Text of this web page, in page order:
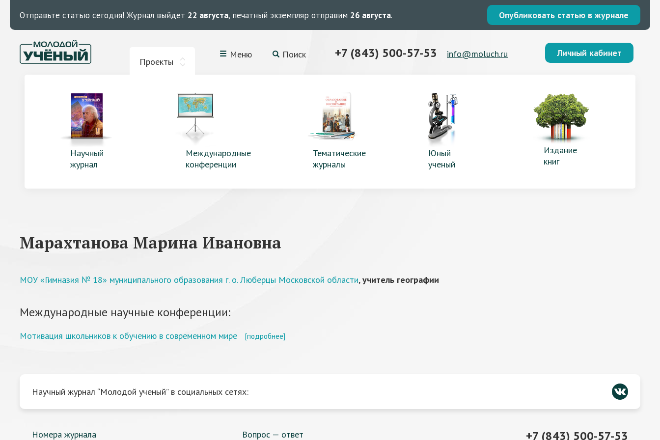
Отправьте статью сегодня! Журнал выйдет 22 августа, печатный экземпляр отправим 26 августа. Опубликовать статью в журнале
Проекты
Меню Поиск +7 (843) 500-57-53 info@moluch.ru Личный кабинет
Научный
журнал
Международные
конференции
Тематические
журналы
Юный
ученый
Издание
книг
Марахтанова Марина Ивановна
МОУ «Гимназия № 18» муниципального образования г. о. Люберцы Московской области,учитель географии
Международные научные конференции:
Мотивация школьников к обучению в современном мире [подробнее]
Научный журнал “Молодой ученый” в социальных сетях:
Номера журнала Вопрос — ответ +7 (843) 500-57-53